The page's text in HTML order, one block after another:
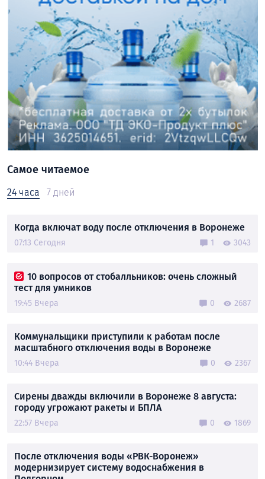
Самое читаемое
24 часа 7 дней
Когда включат воду после отключения в Воронеже
07:13 Сегодня 1 3043
10 вопросов от стобалльников: очень сложный
тест для умников
19:45 Вчера 0 2687
Коммунальщики приступили к работам после
масштабного отключения воды в Воронеже
10:44 Вчера 0 2367
Сирены дважды включили в Воронеже 8 августа:
городу угрожают ракеты и БПЛА
22:57 Вчера 0 1869
После отключения воды «РВК-Воронеж»
модернизирует систему водоснабжения в